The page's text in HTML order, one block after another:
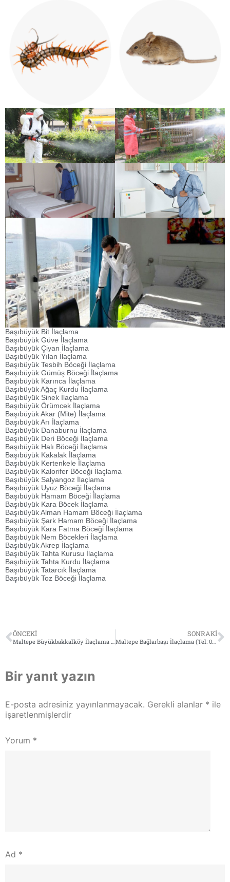
Başıbüyük Bit İlaçlama
Başıbüyük Güve İlaçlama
Başıbüyük Çiyan İlaçlama
Başıbüyük Yılan İlaçlama
Başıbüyük Tesbih Böceği İlaçlama
Başıbüyük Gümüş Böceği İlaçlama
Başıbüyük Karınca İlaçlama
Başıbüyük Ağaç Kurdu İlaçlama
Başıbüyük Sinek İlaçlama
Başıbüyük Örümcek İlaçlama
Başıbüyük Akar (Mite) İlaçlama
Başıbüyük Arı İlaçlama
Başıbüyük Danaburnu İlaçlama
Başıbüyük Deri Böceği İlaçlama
Başıbüyük Halı Böceği İlaçlama
Başıbüyük Kakalak İlaçlama
Başıbüyük Kertenkele İlaçlama
Başıbüyük Kalorifer Böceği İlaçlama
Başıbüyük Salyangoz İlaçlama
Başıbüyük Uyuz Böceği İlaçlama
Başıbüyük Hamam Böceği İlaçlama
Başıbüyük Kara Böcek İlaçlama
Başıbüyük Alman Hamam Böceği İlaçlama
Başıbüyük Şark Hamam Böceği İlaçlama
Başıbüyük Kara Fatma Böceği İlaçlama
Başıbüyük Nem Böcekleri İlaçlama
Başıbüyük Akrep İlaçlama
Başıbüyük Tahta Kurusu İlaçlama
Başıbüyük Tahta Kurdu İlaçlama
Başıbüyük Tatarcık İlaçlama
Başıbüyük Toz Böceği İlaçlama
ÖNCEKI
Maltepe Büyükbakkalköy İlaçlama (Tel: 0532 564 18 95)
SONRAKI
Maltepe Bağlarbaşı İlaçlama (Tel: 0532 564 18 95)
Bir yanıt yazın
E-posta adresiniz yayınlanmayacak. Gerekli alanlar * ile
işaretlenmişlerdir
Yorum *
Ad *